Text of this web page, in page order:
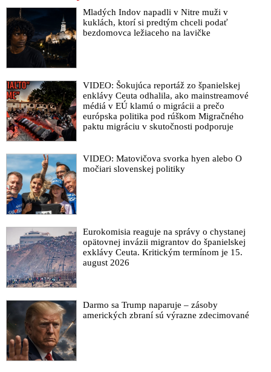
Mladých Indov napadli v Nitre muži v
kuklách, ktorí si predtým chceli podať
bezdomovca ležiaceho na lavičke
VIDEO: Šokujúca reportáž zo španielskej
enklávy Ceuta odhalila, ako mainstreamové
médiá v EÚ klamú o migrácii a prečo
európska politika pod rúškom Migračného
paktu migráciu v skutočnosti podporuje
VIDEO: Matovičova svorka hyen alebo O
močiari slovenskej politiky
Eurokomisia reaguje na správy o chystanej
opätovnej invázii migrantov do španielskej
exklávy Ceuta. Kritickým termínom je 15.
august 2026
Darmo sa Trump naparuje – zásoby
amerických zbraní sú výrazne zdecimované